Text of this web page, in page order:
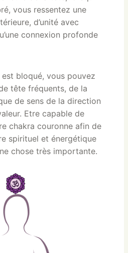
vous ressentez une
d’unité avec
connexion profonde
est bloqué, vous pouvez
tête fréquents, de la
de sens de la direction
Etre capable de
chakra couronne afin de
spirituel et énergétique
chose très importante.